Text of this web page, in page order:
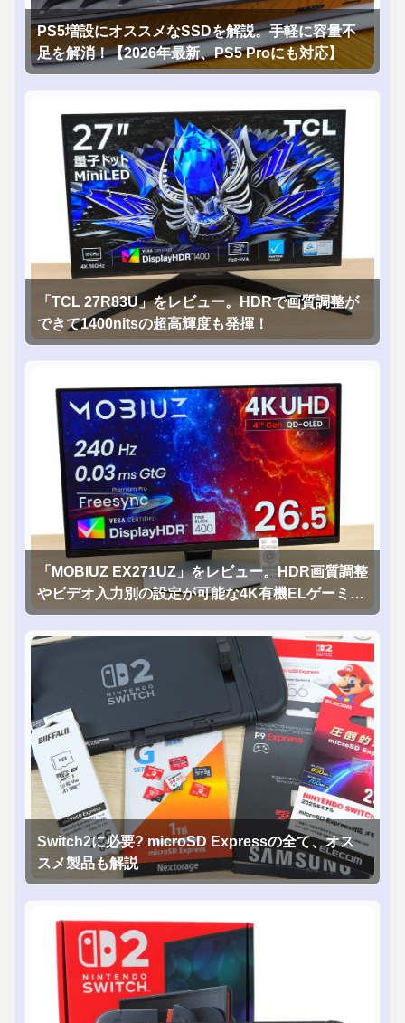
PS5増設にオススメなSSDを解説。手軽に容量不
足を解消！【2026年最新、PS5 Proにも対応】
「TCL 27R83U」をレビュー。HDRで画質調整が
できて1400nitsの超高輝度も発揮！
「MOBIUZ EX271UZ」をレビュー。HDR画質調整
やビデオ入力別の設定が可能な4K有機ELゲーミン
グモニタを徹底検証
Switch2に必要? microSD Expressの全て、オス
スメ製品も解説